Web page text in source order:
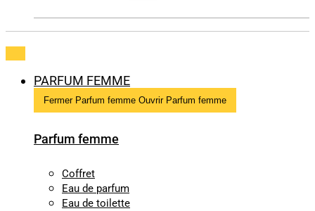
PARFUM FEMME
Fermer Parfum femme Ouvrir Parfum femme
Parfum femme
Coffret
Eau de parfum
Eau de toilette